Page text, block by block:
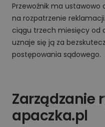
Przewoźnik ma
na rozpatrzenie
ciągu trzech miesięcy od
uznaje się ją za
postępowania sądowego.
Zarządzanie
apaczka.pl